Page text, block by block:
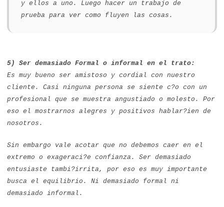
y ellos a uno. Luego hacer un trabajo de
prueba para ver como fluyen las cosas.
5) Ser demasiado Formal o informal en el trato:
Es muy bueno ser amistoso y cordial con nuestro
cliente. Casi ninguna persona se siente c?o con un
profesional que se muestra angustiado o molesto. Por
eso el mostrarnos alegres y positivos hablar?ien de
nosotros.
Sin embargo vale acotar que no debemos caer en el
extremo o exageraci?e confianza. Ser demasiado
entusiaste tambi?irrita, por eso es muy importante
busca el equilibrio. Ni demasiado formal ni
demasiado informal.